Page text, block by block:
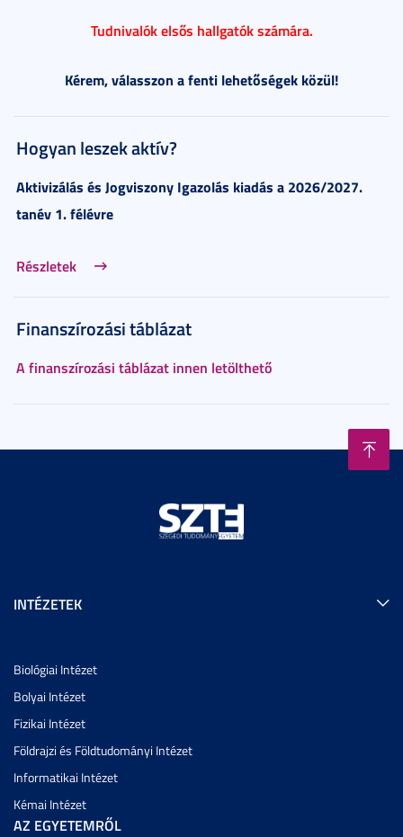
Tudnivalók elsős hallgatók számára.
Kérem, válasszon a fenti lehetőségek közül!
Hogyan leszek aktív?
Aktivizálás és Jogviszony Igazolás kiadás a 2026/2027.
tanév 1. félévre
Részletek
Finanszírozási táblázat
A finanszírozási táblázat innen letölthető
INTÉZETEK
Biológiai Intézet
Bolyai Intézet
Fizikai Intézet
Földrajzi és Földtudományi Intézet
Informatikai Intézet
Kémai Intézet
AZ EGYETEMRŐL